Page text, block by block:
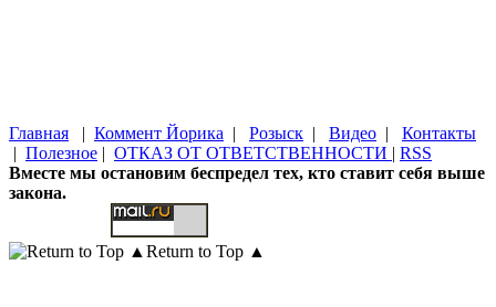
Главная | Коммент Йорика | Розыск | Видео | Контакты
| Полезное | ОТКАЗ ОТ ОТВЕТСТВЕННОСТИ | RSS
Вместе мы остановим беспредел тех, кто ставит себя выше
закона.
Return to Top ▲